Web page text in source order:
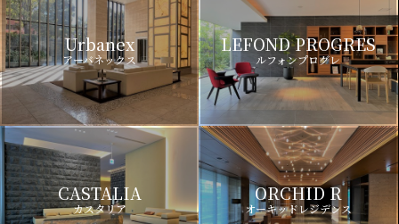
Urbanex
アーバネックス
LEFOND PROGRES
ルフォンプログレ
CASTALIA
カスタリア
ORCHID R
オーキッドレジデンス